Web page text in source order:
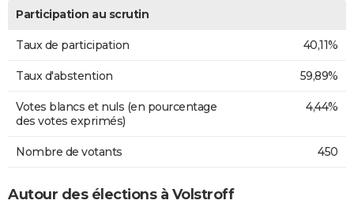
Participation au scrutin
Taux de participation 40,11%
Taux d'abstention 59,89%
Votes blancs et nuls (en pourcentage
des votes exprimés)
4,44%
Nombre de votants 450
Autour des élections à Volstroff